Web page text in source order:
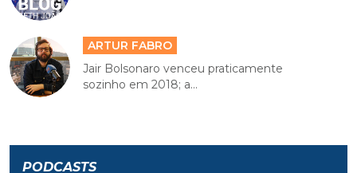
ARTUR FABRO
Jair Bolsonaro venceu praticamente
sozinho em 2018; a...
PODCASTS